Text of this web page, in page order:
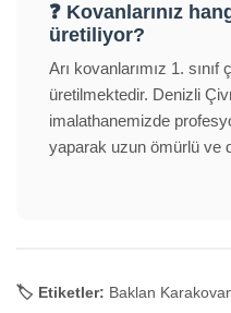
❓ Kovanlarınız
üretiliyor?
Arı kovanlarımız 1.
üretilmektedir. Denizli
imalathanemizde
yaparak uzun ömürlü ve
🏷️ Etiketler: Baklan